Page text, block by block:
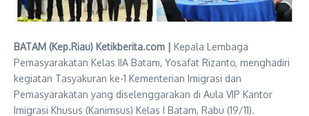
BATAM (Kep.Riau) Ketikberita.com | Kepala Lembaga
Pemasyarakatan Kelas IIA Batam, Yosafat Rizanto, menghadiri
kegiatan Tasyakuran ke-1 Kementerian Imigrasi dan
Pemasyarakatan yang diselenggarakan di Aula VIP Kantor
Imigrasi Khusus (Kanimsus) Kelas I Batam, Rabu (19/11).